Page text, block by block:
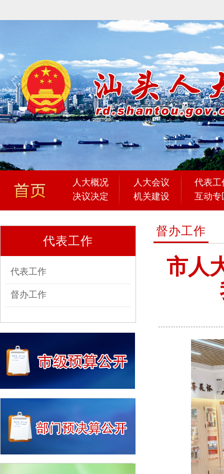
人大概况 人大会议
代表工
决议决定
机关建设 互动专
代表工作
代表工作
督办工作
督办工作
市人